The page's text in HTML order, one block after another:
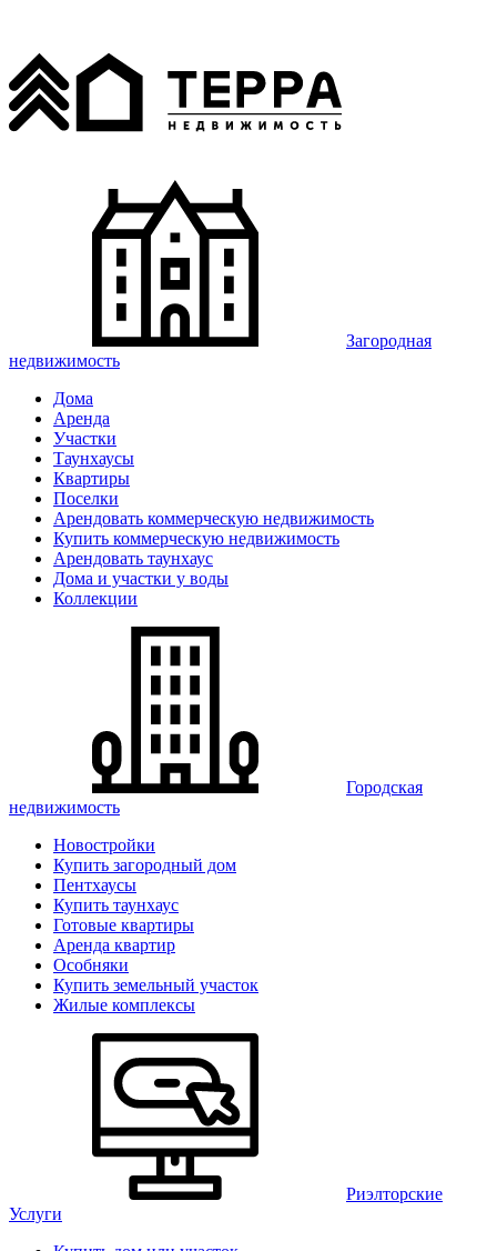
Загородная
недвижимость
Дома
Аренда
Участки
Таунхаусы
Квартиры
Поселки
Арендовать коммерческую недвижимость
Купить коммерческую недвижимость
Арендовать таунхаус
Дома и участки у воды
Коллекции
Городская
недвижимость
Новостройки
Купить загородный дом
Пентхаусы
Купить таунхаус
Готовые квартиры
Аренда квартир
Особняки
Купить земельный участок
Жилые комплексы
Риэлторские
Услуги